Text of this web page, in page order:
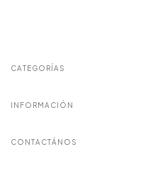
CATEGORÍAS
INFORMACIÓN
CONTACTÁNOS